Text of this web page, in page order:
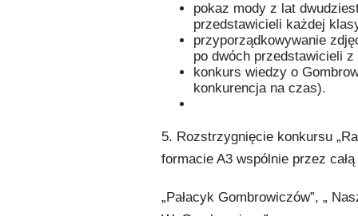
pokaz mody z lat
przedstawicieli każdej
przyporządkowywanie
po dwóch przedstawicieli
konkurs wiedzy o
konkurencja na czas).
5. Rozstrzygnięcie konkursu
formacie A3 wspólnie przez
„Pałacyk Gombrowiczów”, „